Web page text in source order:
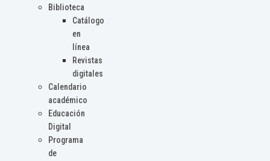
Biblioteca
Catálogo
en
línea
Revistas
digitales
Calendario
académico
Educación
Digital
Programa
de